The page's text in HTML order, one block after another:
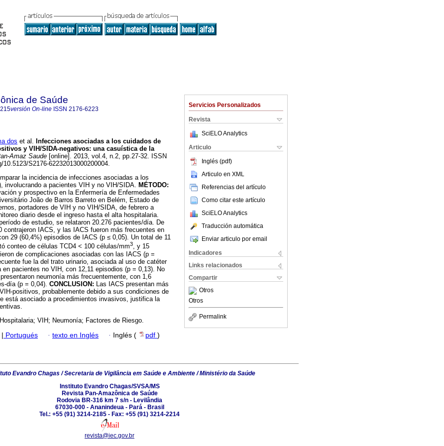
Servicios Personalizados
Revista
SciELO Analytics
Articulo
Inglés (pdf)
Articulo en XML
Referencias del artículo
Como citar este artículo
SciELO Analytics
Traducción automática
Enviar articulo por email
Indicadores
Links relacionados
Compartir
Otros
Otros
Permalink
de Saúde
versión On-line ISSN 2176-6223
dos et al. Infecciones asociadas a los cuidados de
y VIH/SIDA-negativos: una casuística de la
Amaz Saude [online]. 2013, vol.4, n.2, pp.27-32. ISSN
S2176-62232013000200004.
la incidencia de infecciones asociadas a los
involucrando a pacientes VIH y no VIH/SIDA. MÉTODO:
y prospectivo en la Enfermería de Enfermedades
João de Barros Barreto en Belém, Estado de
portadores de VIH y no VIH/SIDA, de febrero a
diario desde el ingreso hasta el alta hospitalaria.
de estudio, se relataron 20.276 pacientes/día. De
contrajeron IACS, y las IACS fueron más frecuentes en
29 (60,4%) episodios de IACS (p ≤ 0,05). Un total de 11
conteo de células TCD4 < 100 células/mm3, y 15
de complicaciones asociadas con las IACS (p =
fue la del trato urinario, asociada al uso de catéter
en pacientes no VIH, con 12,11 episodios (p = 0,13). No
neumonía más frecuentemente, con 1,6
día (p = 0,04). CONCLUSION: Las IACS presentan más
positivos, probablemente debido a sus condiciones de
está asociado a procedimientos invasivos, justifica la
VIH; Neumonía; Factores de Riesgo.
Portugués · texto en Inglés · Inglés ( pdf )
Evandro Chagas / Secretaria de Vigilância em Saúde e Ambiente / Ministério da Saúde
Instituto Evandro Chagas/SVSA/MS
Revista Pan-Amazônica de Saúde
Rodovia BR-316 km 7 s/n - Levilândia
67030-000 - Ananindeua - Pará - Brasil
Tel.: +55 (91) 3214-2185 - Fax: +55 (91) 3214-2214
revista@iec.gov.br